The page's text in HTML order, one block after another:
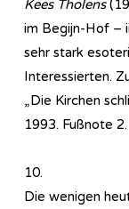
Kees Tholens
im Begijn-Hof –
sehr stark
Interessierten.
„Die Kirchen
1993. Fußnote 2.
10.
Die wenigen